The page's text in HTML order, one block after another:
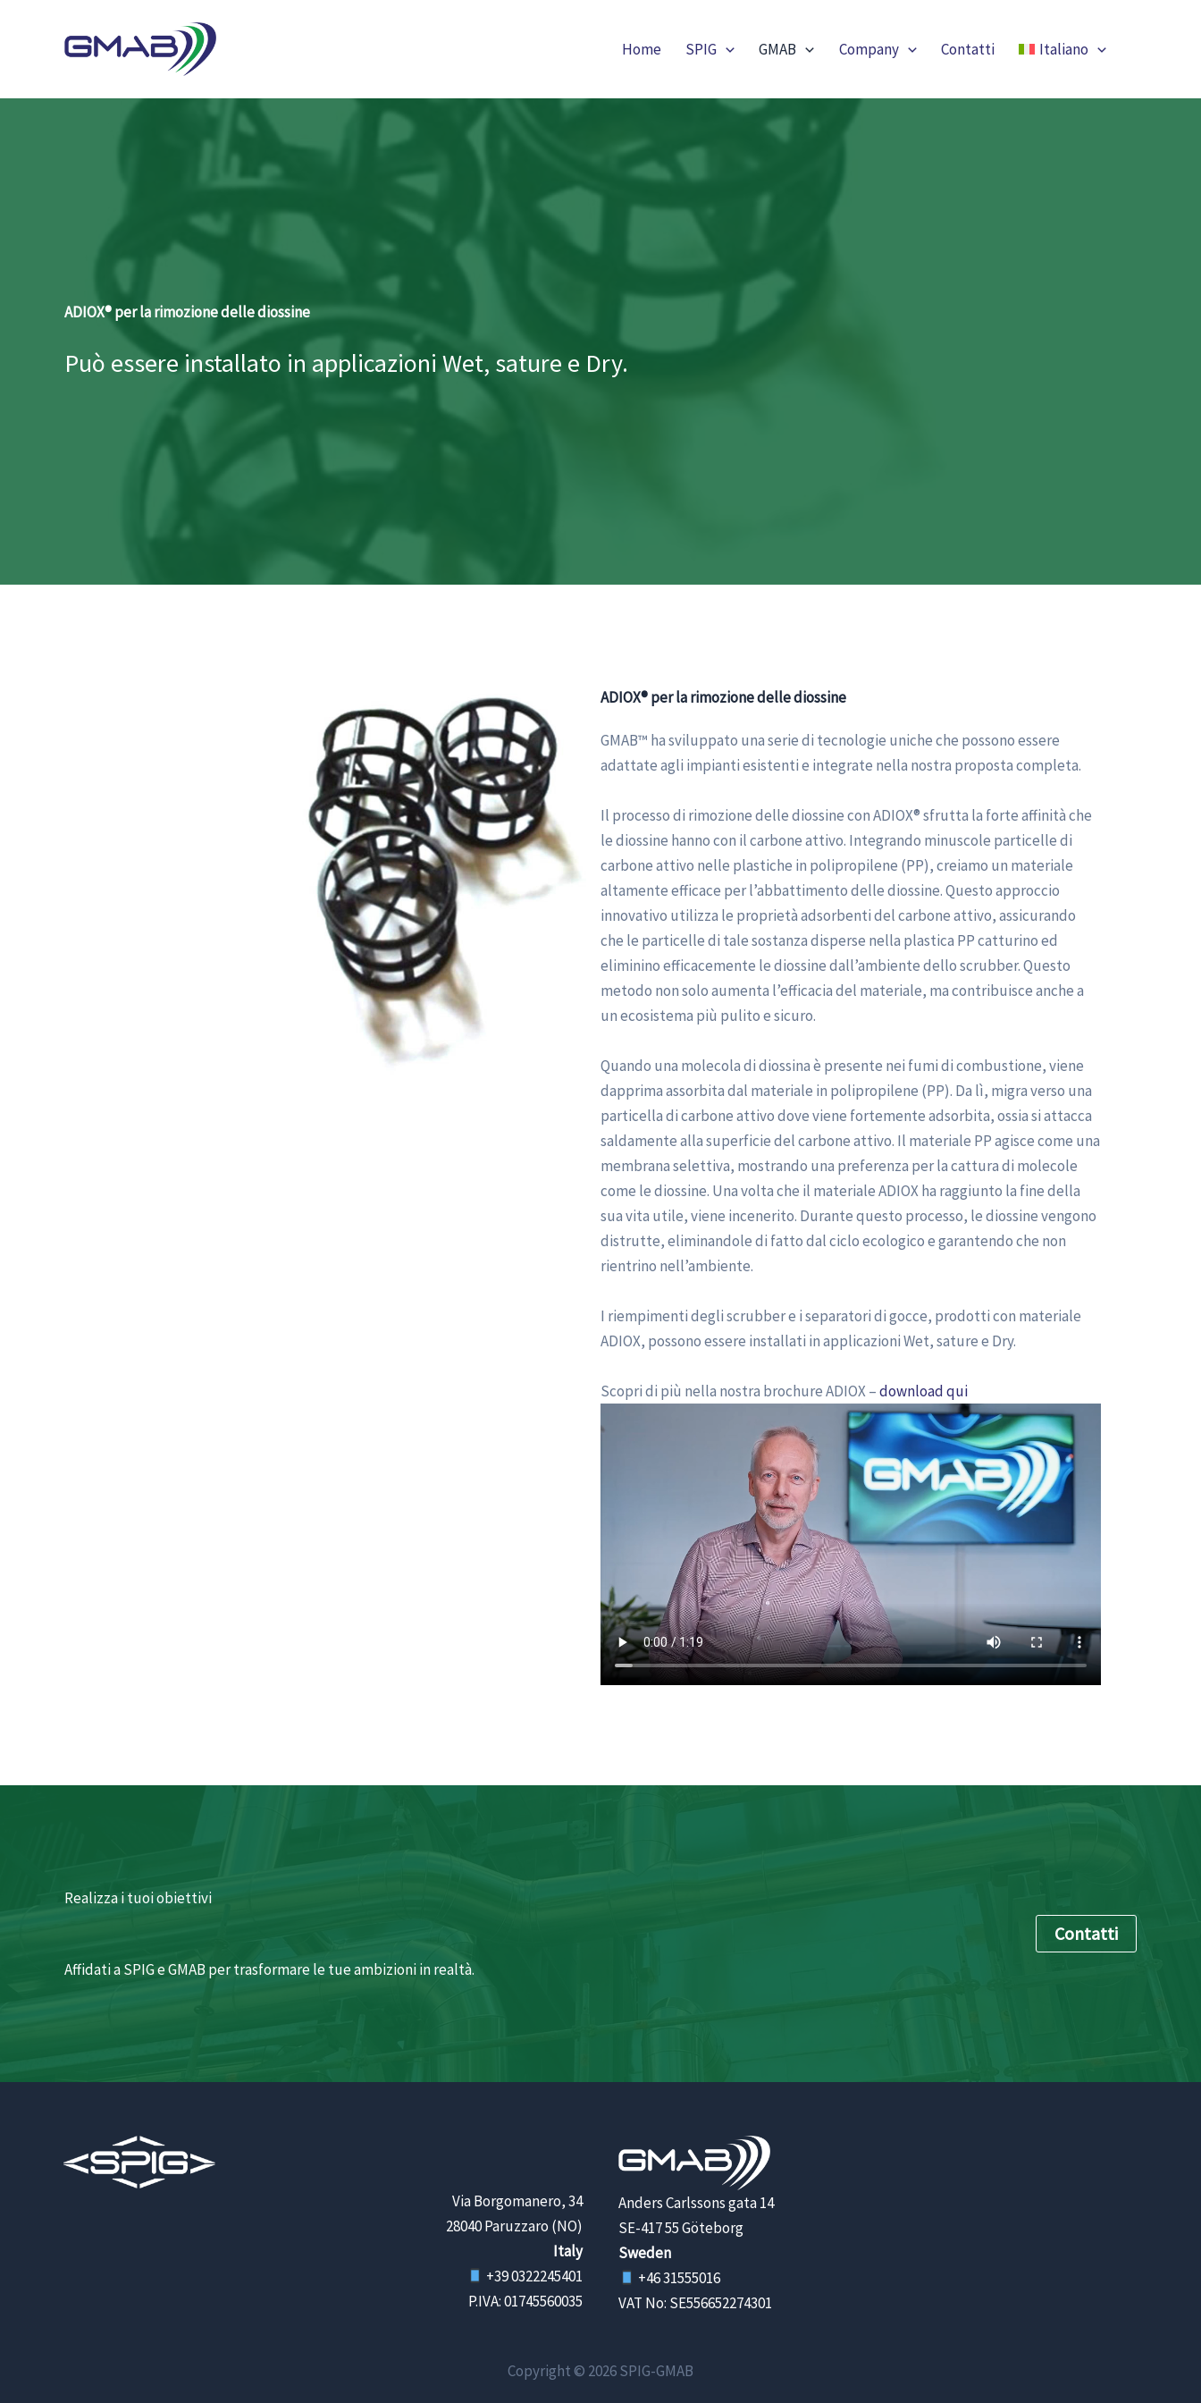
contenuto
Home SPIG GMAB Company Contatti Italiano
ADIOX® per la rimozione delle diossine
Può essere installato in applicazioni Wet, sature e Dry.
ADIOX® per la rimozione delle diossine
GMAB™ ha sviluppato una serie di tecnologie uniche che possono essere
adattate agli impianti esistenti e integrate nella nostra proposta completa.
Il processo di rimozione delle diossine con ADIOX® sfrutta la forte affinità che
le diossine hanno con il carbone attivo. Integrando minuscole particelle di
carbone attivo nelle plastiche in polipropilene (PP), creiamo un materiale
altamente efficace per l’abbattimento delle diossine. Questo approccio
innovativo utilizza le proprietà adsorbenti del carbone attivo, assicurando
che le particelle di tale sostanza disperse nella plastica PP catturino ed
eliminino efficacemente le diossine dall’ambiente dello scrubber. Questo
metodo non solo aumenta l’efficacia del materiale, ma contribuisce anche a
un ecosistema più pulito e sicuro.
Quando una molecola di diossina è presente nei fumi di combustione, viene
dapprima assorbita dal materiale in polipropilene (PP). Da lì, migra verso una
particella di carbone attivo dove viene fortemente adsorbita, ossia si attacca
saldamente alla superficie del carbone attivo. Il materiale PP agisce come una
membrana selettiva, mostrando una preferenza per la cattura di molecole
come le diossine. Una volta che il materiale ADIOX ha raggiunto la fine della
sua vita utile, viene incenerito. Durante questo processo, le diossine vengono
distrutte, eliminandole di fatto dal ciclo ecologico e garantendo che non
rientrino nell’ambiente.
I riempimenti degli scrubber e i separatori di gocce, prodotti con materiale
ADIOX, possono essere installati in applicazioni Wet, sature e Dry.
Scopri di più nella nostra brochure ADIOX –download qui
Realizza i tuoi obiettivi
Affidati a SPIG e GMAB per trasformare le tue ambizioni in realtà.
Contatti
Via Borgomanero, 34
28040 Paruzzaro (NO)
Italy
+39 0322245401
P.IVA: 01745560035
Anders Carlssons gata 14
SE-417 55 Göteborg
Sweden
+46 31555016
VAT No: SE556652274301
Copyright © 2026 SPIG-GMAB